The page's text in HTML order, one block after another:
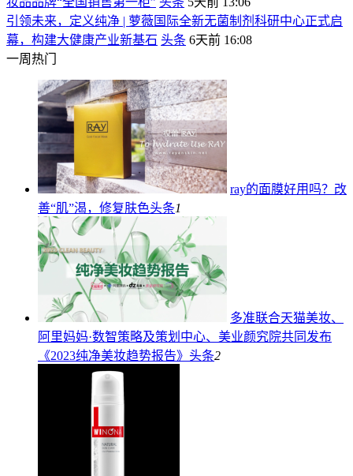
引领未来，定义纯净 | 萝薇国际全新无菌制剂科研中心正式启
幕，构建大健康产业新基石 头条 6天前 16:08
一周热门
ray的面膜好用吗？改
善“肌”渴，修复肤色头条1
多准联合天猫美妆、
阿里妈妈·数智策略及策划中心、美业颜究院共同发布
《2023纯净美妆趋势报告》 头条2